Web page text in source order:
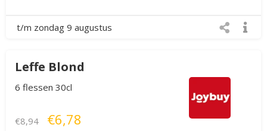
t/m zondag 9 augustus
Leffe Blond
6 flessen 30cl
€8,94 €6,78